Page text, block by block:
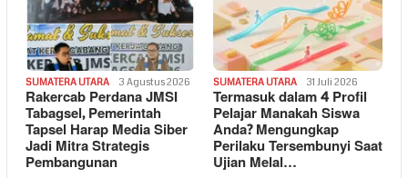
SUMATERA UTARA 3 Agustus 2026
Rakercab Perdana JMSI
Tabagsel, Pemerintah
Tapsel Harap Media Siber
Jadi Mitra Strategis
Pembangunan
SUMATERA UTARA 31 Juli 2026
Termasuk dalam 4 Profil
Pelajar Manakah Siswa
Anda? Mengungkap
Perilaku Tersembunyi Saat
Ujian Melal…